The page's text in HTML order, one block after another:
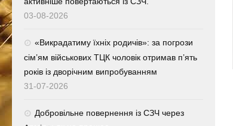
03-08-2026
«Викрадатиму їхніх родичів»: за погрози
сім’ям військових ТЦК чоловік отримав п’ять
років із дворічним випробуванням
31-07-2026
Добровільне повернення із СЗЧ через